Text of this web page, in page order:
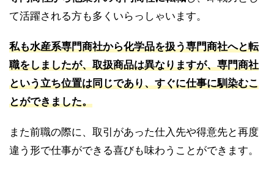
て活躍される方も多くいらっしゃいます。
私も水産系専門商社から化学品を扱う専門商社へと転
職をしましたが、取扱商品は異なりますが、専門商社
という立ち位置は同じであり、すぐに仕事に馴染むこ
とができました。
また前職の際に、取引があった仕入先や得意先と再度
違う形で仕事ができる喜びも味わうことができます。